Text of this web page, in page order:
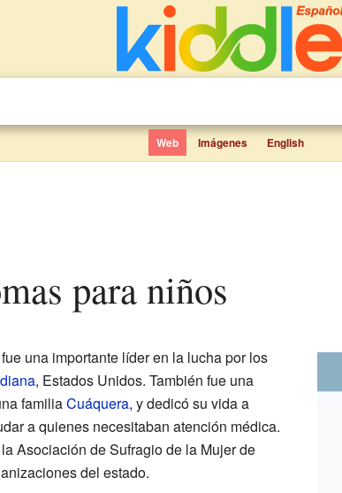
Web Imágenes English
para niños
una importante líder en la lucha por los
, Estados Unidos. También fue una
familiaCuáquera, y dedicó su vida a
a quienes necesitaban atención médica.
Asociación de Sufragio de la Mujer de
del estado.